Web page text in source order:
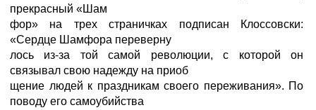
прекрасный «Шам
фор» на трех страничках подписан Клоссовски:
«Сердце Шамфора переверну
лось из-за той самой революции, с которой он
связывал свою надежду на приоб
щение людей к праздникам своего переживания». По
поводу его самоубийства